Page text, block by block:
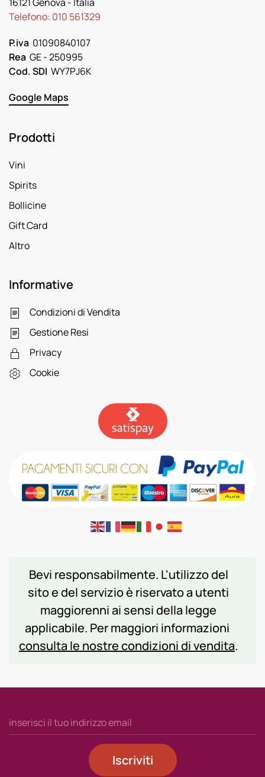
Telefono: 010 561329
P.iva 01090840107
Rea GE - 250995
Cod. SDI WY7PJ6K
Google Maps
Prodotti
Vini
Spirits
Bollicine
Gift Card
Altro
Informative
Condizioni di Vendita
Gestione Resi
Privacy
Cookie
Bevi responsabilmente. L'utilizzo del
sito e del servizio è riservato a utenti
maggiorenni ai sensi della legge
applicabile. Per maggiori informazioni
consulta le nostre condizioni di vendita.
Iscriviti